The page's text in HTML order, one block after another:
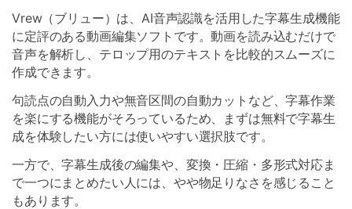
Vrew（ブリュー）は、AI音声認識を活用した字幕生成機能
に定評のある動画編集ソフトです。動画を読み込むだけで
音声を解析し、テロップ用のテキストを比較的スムーズに
作成できます。
句読点の自動入力や無音区間の自動カットなど、字幕作業
を楽にする機能がそろっているため、まずは無料で字幕生
成を体験したい方には使いやすい選択肢です。
一方で、字幕生成後の編集や、変換・圧縮・多形式対応ま
で一つにまとめたい人には、やや物足りなさを感じること
もあります。